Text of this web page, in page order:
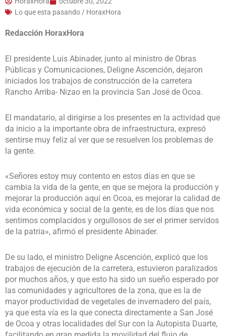
Lo que esta pasando / HoraxHora
Redacción HoraxHora
El presidente Luis Abinader, junto al ministro de Obras
Públicas y Comunicaciones, Deligne Ascención, dejaron
iniciados los trabajos de construcción de la carretera
Rancho Arriba- Nizao en la provincia San José de Ocoa.
El mandatario, al dirigirse a los presentes en la actividad que
da inicio a la importante obra de infraestructura, expresó
sentirse muy feliz al ver que se resuelven los problemas de
la gente.
«Señores estoy muy contento en estos días en que se
cambia la vida de la gente, en que se mejora la producción y
mejorar la producción aquí en Ocoa, es mejorar la calidad de
vida económica y social de la gente, es de los días que nos
sentimos complacidos y orgullosos de ser el primer servidos
de la patria», afirmó el presidente Abinader.
De su lado, el ministro Deligne Ascención, explicó que los
trabajos de ejecución de la carretera, estuvieron paralizados
por muchos años, y que esto ha sido un sueño esperado por
las comunidades y agricultores de la zona, que es la de
mayor productividad de vegetales de invernadero del país,
ya que esta vía es la que conecta directamente a San José
de Ocoa y otras localidades del Sur con la Autopista Duarte,